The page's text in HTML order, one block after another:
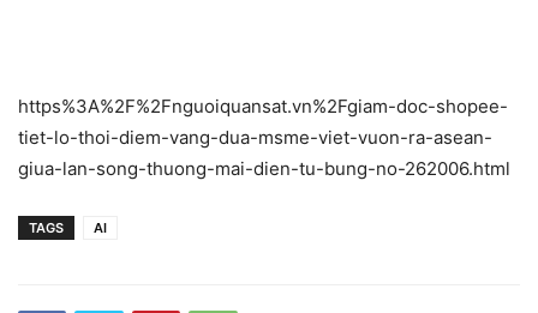
https%3A%2F%2Fnguoiquansat.vn%2Fgiam-doc-shopee-
tiet-lo-thoi-diem-vang-dua-msme-viet-vuon-ra-asean-
giua-lan-song-thuong-mai-dien-tu-bung-no-262006.html
TAGS AI